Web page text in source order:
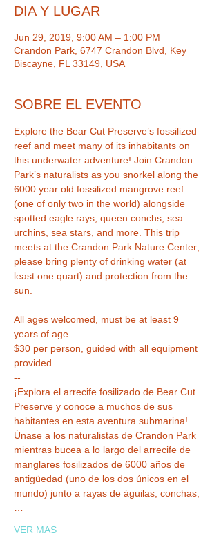
DIA Y LUGAR
Jun 29, 2019, 9:00 AM – 1:00 PM
Crandon Park, 6747 Crandon Blvd, Key
Biscayne, FL 33149, USA
SOBRE EL EVENTO
Explore the Bear Cut Preserve’s fossilized
reef and meet many of its inhabitants on
this underwater adventure! Join Crandon
Park’s naturalists as you snorkel along the
6000 year old fossilized mangrove reef
(one of only two in the world) alongside
spotted eagle rays, queen conchs, sea
urchins, sea stars, and more. This trip
meets at the Crandon Park Nature Center;
please bring plenty of drinking water (at
least one quart) and protection from the
All ages welcomed, must be at least 9
$30 per person, guided with all equipment
provided
--
¡Explora el arrecife fosilizado de Bear Cut
Preserve y conoce a muchos de sus
habitantes en esta aventura submarina!
Únase a los naturalistas de Crandon Park
mientras bucea a lo largo del arrecife de
manglares fosilizados de 6000 años de
antigüedad (uno de los dos únicos en el
mundo) junto a rayas de águilas, conchas,
VER MAS